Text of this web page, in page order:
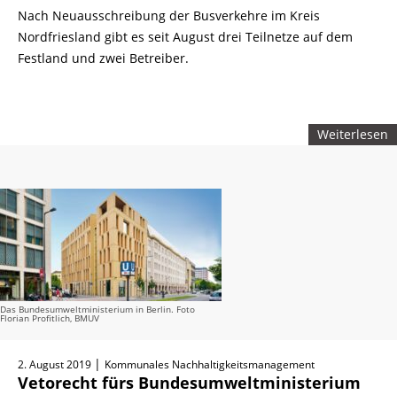
Nach Neuausschreibung der Busverkehre im Kreis
Nordfriesland gibt es seit August drei Teilnetze auf dem
Festland und zwei Betreiber.
Weiterlesen
Das Bundesumweltministerium in Berlin. Foto
Florian Profitlich, BMUV
2. August 2019 | Kommunales Nachhaltigkeitsmanagement
Vetorecht fürs Bundesumweltministerium